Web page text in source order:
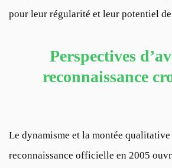
pour leur régularité et leur potentiel de
Perspectives
reconnaissance
Le dynamisme et la montée
reconnaissance officielle en 2005